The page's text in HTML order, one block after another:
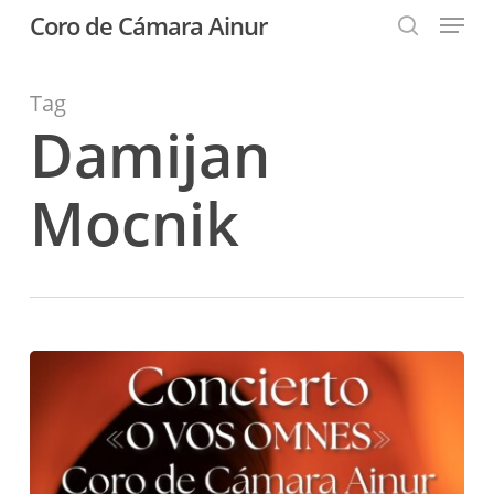
content
Coro de Cámara Ainur Menu
Tag
Damijan
Mocnik
omnes»